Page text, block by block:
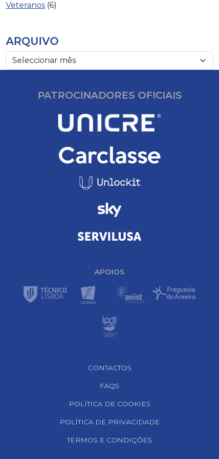
Veteranos (6)
ARQUIVO
PATROCINADORES OFICIAIS
APOIOS
CONTACTOS
FAQS
POLÍTICA DE COOKIES
POLÍTICA DE PRIVACIDADE
TERMOS E CONDIÇÕES